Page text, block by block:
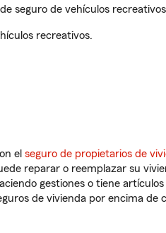
seguro de vehículos
recreativos.
el seguro de propietarios de
reparar o reemplazar su
gestiones o tiene
de vivienda por encima de